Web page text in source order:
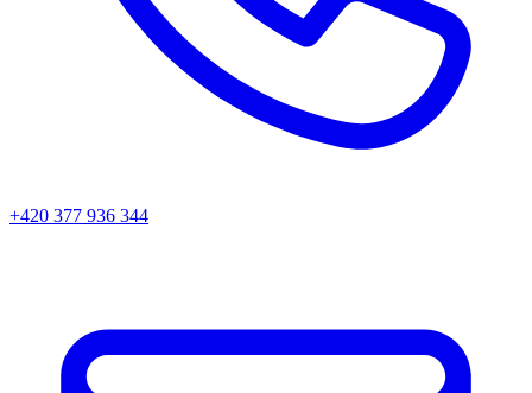
+420 377 936 344